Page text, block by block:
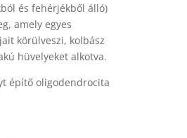
és fehérjékből álló)
amely egyes
körülveszi, kolbász
hüvelyeket alkotva.